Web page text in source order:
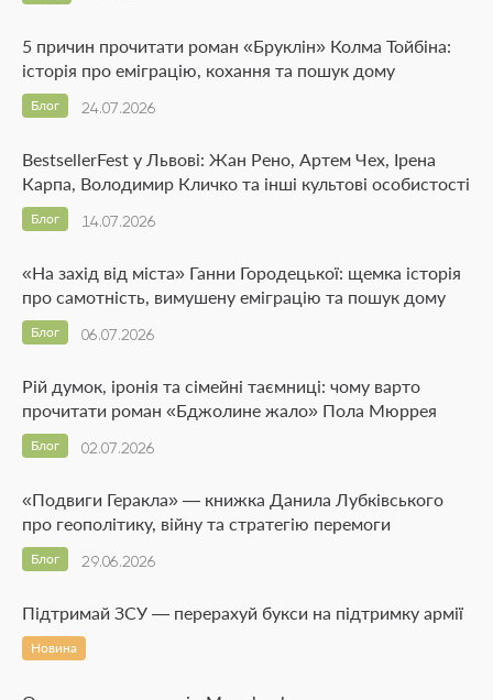
5 причин прочитати роман «Бруклін» Колма Тойбіна:
історія про еміграцію, кохання та пошук дому
24.07.2026
Блог
BestsellerFest у Львові: Жан Рено, Артем Чех, Ірена
Карпа, Володимир Кличко та інші культові особистості
14.07.2026
Блог
«На захід від міста» Ганни Городецької: щемка історія
про самотність, вимушену еміграцію та пошук дому
06.07.2026
Блог
Рій думок, іронія та сімейні таємниці: чому варто
прочитати роман «Бджолине жало» Пола Мюррея
02.07.2026
Блог
«Подвиги Геракла» — книжка Данила Лубківського
про геополітику, війну та стратегію перемоги
29.06.2026
Блог
Підтримай ЗСУ — перерахуй букси на підтримку армії
Новина